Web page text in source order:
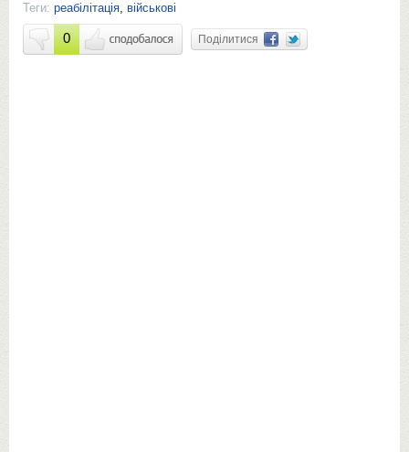
Теги: реабілітація, військові
0 Поділитися